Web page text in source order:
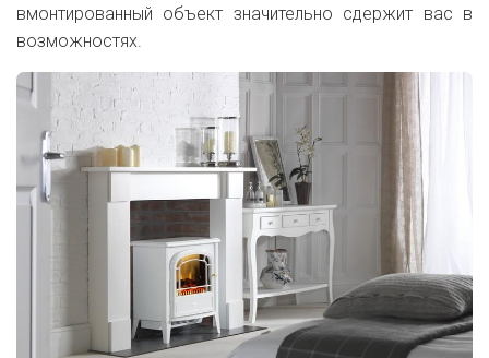
вмонтированный объект значительно сдержит вас в
возможностях.